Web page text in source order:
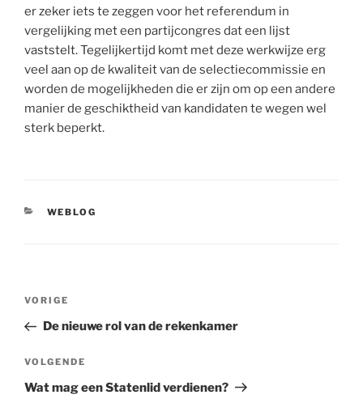
er zeker iets te zeggen voor het referendum in
vergelijking met een partijcongres dat een lijst
vaststelt. Tegelijkertijd komt met deze werkwijze erg
veel aan op de kwaliteit van de selectiecommissie en
worden de mogelijkheden die er zijn om op een andere
manier de geschiktheid van kandidaten te wegen wel
sterk beperkt.
CATEGORIEËN
WEBLOG
Bericht
Vorig
bericht
VORIGE
De nieuwe rol van de rekenkamer
Volgend
bericht
VOLGENDE
Wat mag een Statenlid verdienen?